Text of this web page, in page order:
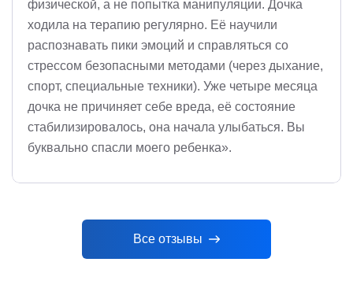
физической, а не попытка манипуляции. Дочка
ходила на терапию регулярно. Её научили
распознавать пики эмоций и справляться со
стрессом безопасными методами (через дыхание,
спорт, специальные техники). Уже четыре месяца
дочка не причиняет себе вреда, её состояние
стабилизировалось, она начала улыбаться. Вы
буквально спасли моего ребенка».
Все отзывы